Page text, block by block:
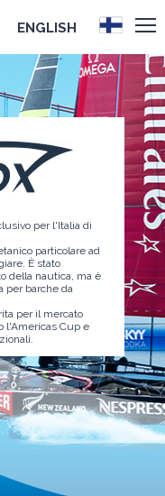
ENGLISH
per l'Italia di
particolare ad
È stato
della nautica, ma è
per barche da
per il mercato
l'Americas Cup e